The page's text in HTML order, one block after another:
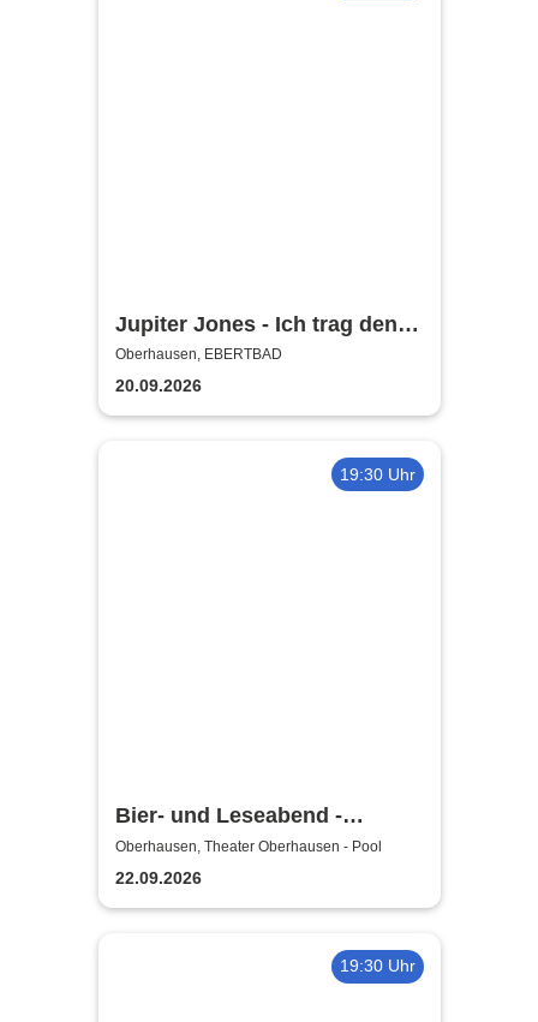
Jupiter Jones - Ich trag den
Sarg, Du trägst was Buntes -
Tour 2026
Oberhausen, EBERTBAD
20.09.2026
19:30 Uhr
Bier- und Leseabend -
Theater Oberhausen
Oberhausen, Theater Oberhausen - Pool
22.09.2026
19:30 Uhr